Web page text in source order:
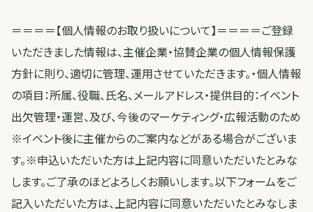
＝＝＝＝【個人情報のお取り扱いについて】＝＝＝＝ご登録
いただきました情報は、主催企業・協賛企業の個人情報保護
方針に則り、適切に管理、運用させていただきます。・個人情報
の項目：所属、役職、氏名、メールアドレス・提供目的：イベント
出欠管理・運営、及び、今後のマーケティング・広報活動のため
※イベント後に主催からのご案内などがある場合がございま
す。※申込いただいた方は上記内容に同意いただいたとみな
します。ご了承のほどよろしくお願いします。以下フォームをご
記入いただいた方は、上記内容に同意いただいたとみなしま